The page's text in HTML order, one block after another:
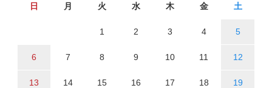
日 月 火 水 木 金 土
1 2 3 4 5
6 7 8 9 10 11 12
13 14 15 16 17 18 19